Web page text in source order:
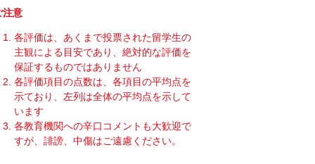
注意
各評価は、あくまで投票された留学生の
主観による目安であり、絶対的な評価を
保証するものではありません
各評価項目の点数は、各項目の平均点を
示ており、左列は全体の平均点を示して
います
各教育機関への辛口コメントも大歓迎で
すが、誹謗、中傷はご遠慮ください。